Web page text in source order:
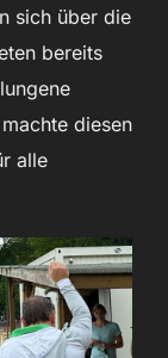
sich über die
bereits
diesen
alle